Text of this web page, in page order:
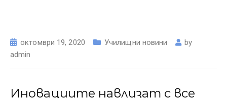
октомври 19, 2020 Училищни новини
by
admin
Иновациите навлизат с все